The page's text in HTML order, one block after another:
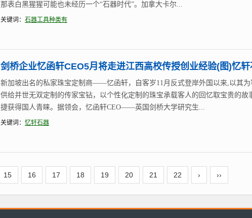
那表白黑猩猩可能也未经历一个“石器时代”。加拿大卡尔...
关键词： 石器工具种类有
剑桥企业忆函轩CEO5月将走进江西高校传授创业经验(图)忆轩
新加坡出名的私家珠宝定制商——忆函轩，自客岁11月反式登岸外国以来,以其为
供给并世无双定制的传家宝钻，以个性化定制的珠宝承载客人的回忆取宝贵的故
捷获得国人青睐。据领会，忆函轩CEO——英国剑桥大学研究生...
关键词： 忆轩石器
15 16 17 18 19 20 21 22 › ››